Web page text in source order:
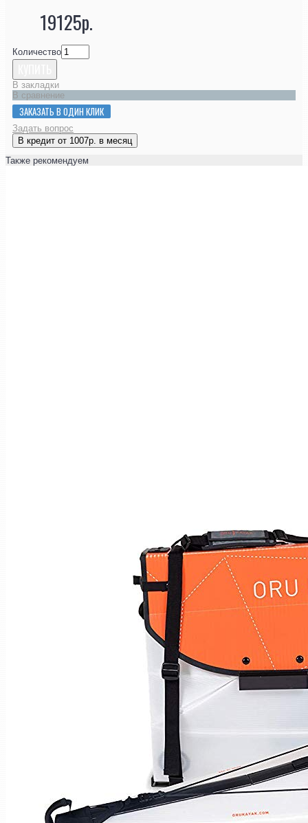
19125р.
Количество
В закладки
В сравнение
ЗАКАЗАТЬ В ОДИН КЛИК
Задать вопрос
В кредит от 1007р. в месяц
Также рекомендуем